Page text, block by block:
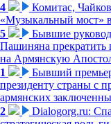
4
Комитас,
«Музыкальный мост»
5
Бывшие
Пашиняна прекратить
на Армянскую
1
Бывший
президенту страны с
армянских
2
Dialogorg.ru: